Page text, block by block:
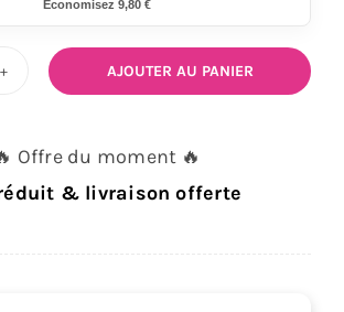
Économisez 9,80 €
AJOUTER AU PANIER
Offre du moment 🔥
& livraison offerte